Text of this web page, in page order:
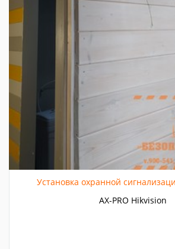
Установка охранной
AX-PRO Hikvision